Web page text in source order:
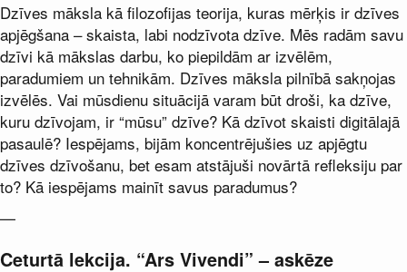
Dzīves māksla kā filozofijas teorija, kuras mērķis ir dzīves
apjēgšana – skaista, labi nodzīvota dzīve. Mēs radām savu
dzīvi kā mākslas darbu, ko piepildām ar izvēlēm,
paradumiem un tehnikām. Dzīves māksla pilnībā sakņojas
izvēlēs. Vai mūsdienu situācijā varam būt droši, ka dzīve,
kuru dzīvojam, ir “mūsu” dzīve? Kā dzīvot skaisti digitālajā
pasaulē? Iespējams, bijām koncentrējušies uz apjēgtu
dzīves dzīvošanu, bet esam atstājuši novārtā refleksiju par
to? Kā iespējams mainīt savus paradumus?
—
Ceturtā lekcija. “Ars Vivendi” – askēze